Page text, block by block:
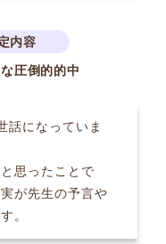
圧倒的的中
話になっていま
思ったことで
が先生の予言や
。